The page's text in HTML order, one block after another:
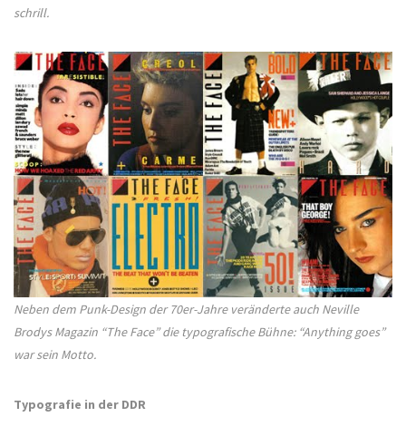
schrill.
Neben dem Punk-Design der 70er-Jahre veränderte auch Neville
Brodys Magazin “The Face” die typografische Bühne: “Anything goes”
war sein Motto.
Typografie in der DDR